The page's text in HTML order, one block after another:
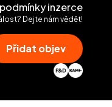
inzerce
Dejte nám vědět!
Přidat objev